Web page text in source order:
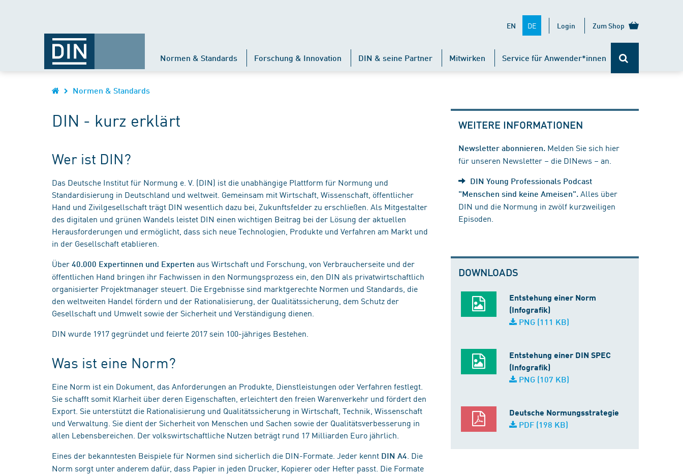
EN DE Login Zum Shop
Normen & Standards Forschung & Innovation DIN & seine Partner Mitwirken Service für Anwender*innen
Normen & Standards
DIN - kurz erklärt
Wer ist DIN?
Das Deutsche Institut für Normung e. V. (DIN) ist die unabhängige Plattform für Normung und
Standardisierung in Deutschland und weltweit. Gemeinsam mit Wirtschaft, Wissenschaft, öffentlicher
Hand und Zivilgesellschaft trägt DIN wesentlich dazu bei, Zukunftsfelder zu erschließen. Als Mitgestalter
des digitalen und grünen Wandels leistet DIN einen wichtigen Beitrag bei der Lösung der aktuellen
Herausforderungen und ermöglicht, dass sich neue Technologien, Produkte und Verfahren am Markt und
in der Gesellschaft etablieren.
Über 40.000 Expertinnen und Experten aus Wirtschaft und Forschung, von Verbraucherseite und der
öffentlichen Hand bringen ihr Fachwissen in den Normungsprozess ein, den DIN als privatwirtschaftlich
organisierter Projektmanager steuert. Die Ergebnisse sind marktgerechte Normen und Standards, die
den weltweiten Handel fördern und der Rationalisierung, der Qualitätssicherung, dem Schutz der
Gesellschaft und Umwelt sowie der Sicherheit und Verständigung dienen.
DIN wurde 1917 gegründet und feierte 2017 sein 100-jähriges Bestehen.
Was ist eine Norm?
Eine Norm ist ein Dokument, das Anforderungen an Produkte, Dienstleistungen oder Verfahren festlegt.
Sie schafft somit Klarheit über deren Eigenschaften, erleichtert den freien Warenverkehr und fördert den
Export. Sie unterstützt die Rationalisierung und Qualitätssicherung in Wirtschaft, Technik, Wissenschaft
und Verwaltung. Sie dient der Sicherheit von Menschen und Sachen sowie der Qualitätsverbesserung in
allen Lebensbereichen. Der volkswirtschaftliche Nutzen beträgt rund 17 Milliarden Euro jährlich.
Eines der bekanntesten Beispiele für Normen sind sicherlich die DIN-Formate. Jeder kennt DIN A4 . Die
Norm sorgt unter anderem dafür, dass Papier in jeden Drucker, Kopierer oder Hefter passt. Die Formate
WEITERE INFORMATIONEN
Newsletter abonnieren. Melden Sie sich hier
für unseren Newsletter – die DINews – an.
DIN Young Professionals Podcast
"Menschen sind keine Ameisen". Alles über
DIN und die Normung in zwölf kurzweiligen
Episoden.
DOWNLOADS
Entstehung einer Norm
(Infografik)
PNG (111 KB)
Entstehung einer DIN SPEC
(Infografik)
PNG (107 KB)
Deutsche Normungsstrategie
PDF (198 KB)